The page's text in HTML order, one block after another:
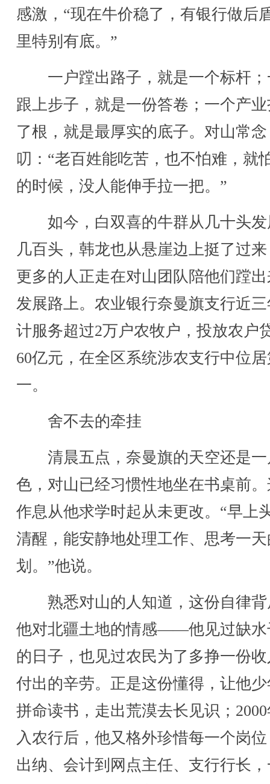
感激，“现在牛价稳了，有银行做后
里特别有底。”
一户蹚出路子，就是一个标杆；
跟上步子，就是一份答卷；一个产
了根，就是最厚实的底子。对山常念
叨：“老百姓能吃苦，也不怕难，就
的时候，没人能伸手拉一把。”
如今，白双喜的牛群从几十头发
几百头，韩龙也从悬崖边上挺了过
更多的人正走在对山团队陪他们蹚
发展路上。农业银行奈曼旗支行近
计服务超过2万户农牧户，投放农户
60亿元，在全区系统涉农支行中位
一。
舍不去的牵挂
清晨五点，奈曼旗的天空还是一
色，对山已经习惯性地坐在书桌前
作息从他求学时起从未更改。“早上
清醒，能安静地处理工作、思考一
划。”他说。
熟悉对山的人知道，这份自律背
他对北疆土地的情感——他见过缺水
的日子，也见过农民为了多挣一份
付出的辛劳。正是这份懂得，让他
拼命读书，走出荒漠去长见识；
入农行后，他又格外珍惜每一个岗
出纳、会计到网点主任、支行行长